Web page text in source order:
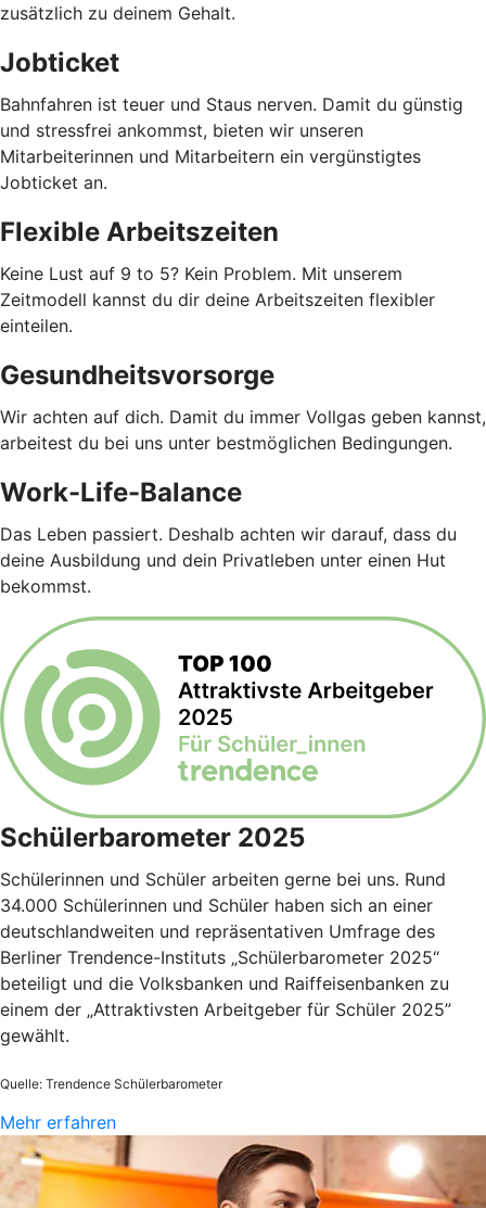
zusätzlich zu deinem Gehalt.
Jobticket
Bahnfahren ist teuer und Staus nerven. Damit du günstig
und stressfrei ankommst, bieten wir unseren
Mitarbeiterinnen und Mitarbeitern ein vergünstigtes
Jobticket an.
Flexible Arbeitszeiten
Keine Lust auf 9 to 5? Kein Problem. Mit unserem
Zeitmodell kannst du dir deine Arbeitszeiten flexibler
einteilen.
Gesundheitsvorsorge
Wir achten auf dich. Damit du immer Vollgas geben kannst,
arbeitest du bei uns unter bestmöglichen Bedingungen.
Work-Life-Balance
Das Leben passiert. Deshalb achten wir darauf, dass du
deine Ausbildung und dein Privatleben unter einen Hut
bekommst.
Schülerbarometer 2025
Schülerinnen und Schüler arbeiten gerne bei uns. Rund
34.000 Schülerinnen und Schüler haben sich an einer
deutschlandweiten und repräsentativen Umfrage des
Berliner Trendence-Instituts „Schülerbarometer 2025“
beteiligt und die Volksbanken und Raiffeisenbanken zu
einem der „Attraktivsten Arbeitgeber für Schüler 2025”
gewählt.
Quelle: Trendence Schülerbarometer
Mehr erfahren